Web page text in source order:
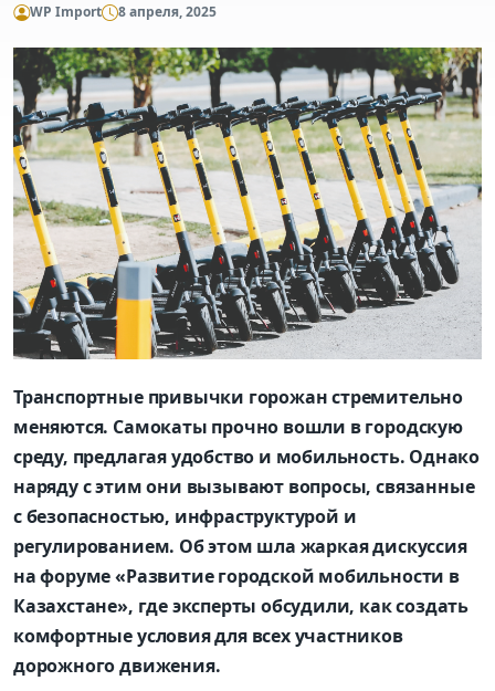
WP Import 8 апреля, 2025
Транспортные привычки горожан стремительно
меняются. Самокаты прочно вошли в городскую
среду, предлагая удобство и мобильность. Однако
наряду с этим они вызывают вопросы, связанные
с безопасностью, инфраструктурой и
регулированием. Об этом шла жаркая дискуссия
на форуме «Развитие городской мобильности в
Казахстане», где эксперты обсудили, как создать
комфортные условия для всех участников
дорожного движения.